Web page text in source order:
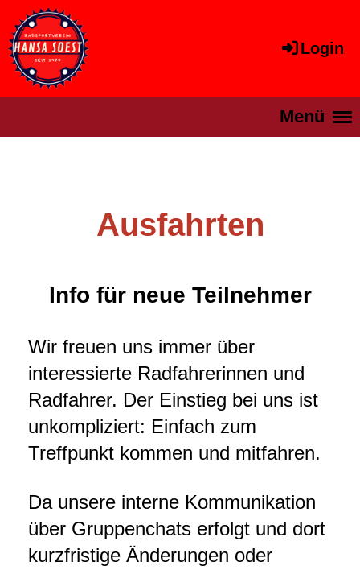
Login
Menü
Ausfahrten
Info für neue Teilnehmer
Wir freuen uns immer über
interessierte Radfahrerinnen und
Radfahrer. Der Einstieg bei uns ist
unkompliziert: Einfach zum
Treffpunkt kommen und mitfahren.
Da unsere interne Kommunikation
über Gruppenchats erfolgt und dort
kurzfristige Änderungen oder